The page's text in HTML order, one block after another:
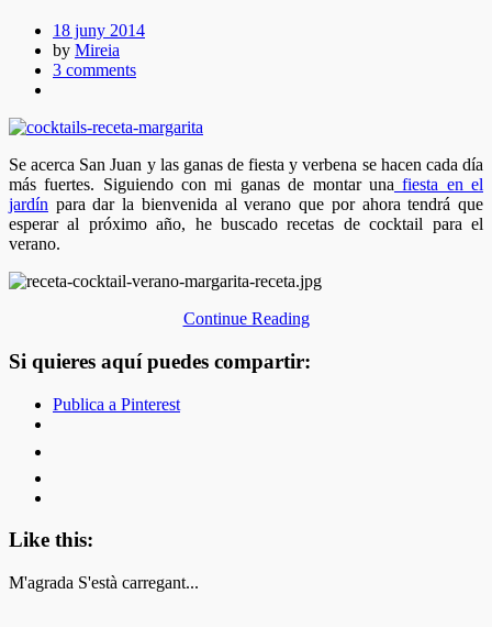
18 juny 2014
by Mireia
3 comments
Se acerca San Juan y las ganas de fiesta y verbena se hacen cada día
más fuertes. Siguiendo con mi ganas de montar una fiesta en el
jardín para dar la bienvenida al verano que por ahora tendrá que
esperar al próximo año, he buscado recetas de cocktail para el
verano.
Continue Reading
Si quieres aquí puedes compartir:
Publica a Pinterest
Like this:
M'agrada S'està carregant...